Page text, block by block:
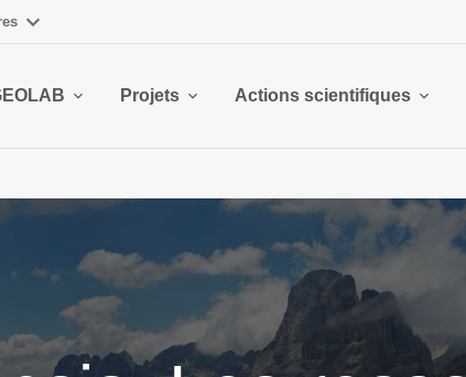
Projets Actions scientifiques